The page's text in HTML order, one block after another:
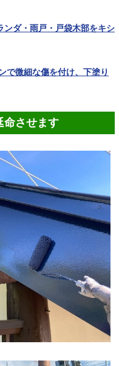
ンダ・雨戸・戸袋木部をキシ
で微細な傷を付け、下塗り
命させます